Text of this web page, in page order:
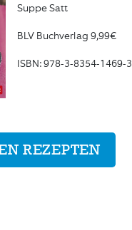
Suppe Satt
BLV Buchverlag 9,99€
ISBN: 978-3-8354-1469-3
REZEPTEN